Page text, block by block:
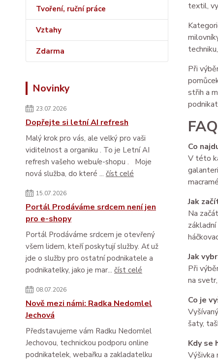
Tvoření, ruční práce
Vztahy
Zdarma
Novinky
23.07.2026
Dopřejte si letní AI refresh
Malý krok pro vás, ale velký pro vaši
viditelnost a organiku . To je Letní AI
refresh vašeho webu/e-shopu . Moje
nová služba, do které ... číst celé
15.07.2026
Portál Prodáváme srdcem není jen
pro e-shopy
Portál Prodáváme srdcem je otevřený
všem lidem, kteří poskytují služby. Ať už
jde o služby pro ostatní podnikatele a
podnikatelky, jako je mar... číst celé
08.07.2026
Nově mezi námi: Radka Nedomlel
Jechová
Představujeme vám Radku Nedomlel
Jechovou, technickou podporu online
podnikatelek, webařku a zakladatelku
textil,
Při
střih a
FAQ
Co
V této
Jak
Na
Jak
Při
na
Co je
šaty,
Kdy se
Výšivka